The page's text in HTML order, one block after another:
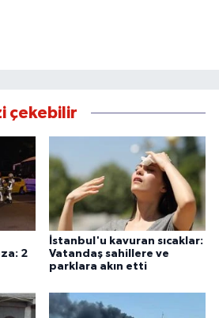
çekebilir
2
İstanbul'u kavuran sıcaklar:
Vatandaş sahillere ve
parklara akın etti